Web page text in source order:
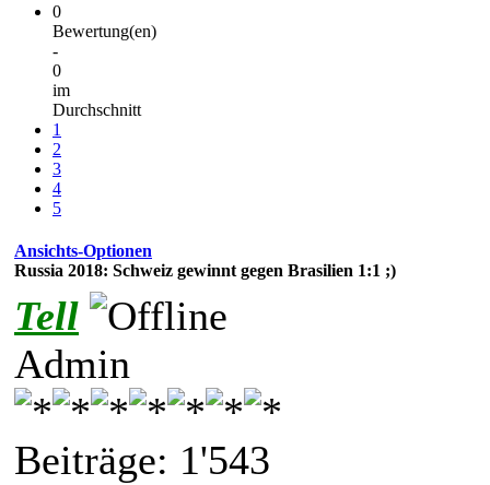
0
Bewertung(en)
-
0
im
Durchschnitt
1
2
3
4
5
Ansichts-Optionen
Russia 2018: Schweiz gewinnt gegen Brasilien 1:1 ;)
Tell
Admin
Beiträge: 1'543